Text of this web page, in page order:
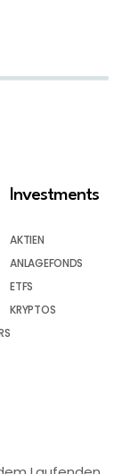
Investments
AKTIEN
ANLAGEFONDS
ETFS
KRYPTOS